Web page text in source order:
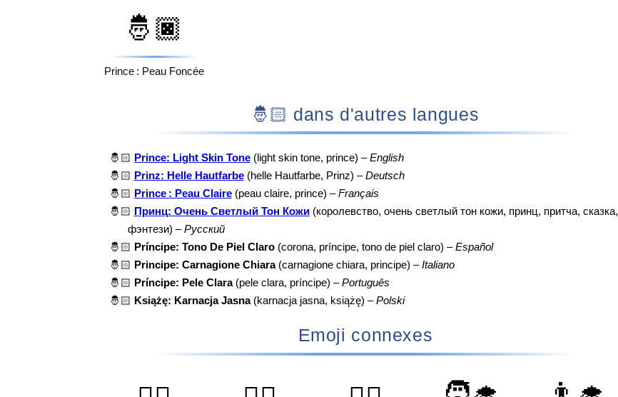
🤴🏿
Prince : Peau Foncée
🤴🏻 dans d'autres langues
🤴🏻 Prince: Light Skin Tone(light skin tone, prince) –English
🤴🏻 Prinz: Helle Hautfarbe(helle Hautfarbe, Prinz) –Deutsch
🤴🏻 Prince : Peau Claire(peau claire, prince) –Français
🤴🏻 Принц: Очень Светлый Тон Кожи(королевство, очень светлый тон кожи, принц, притча, сказка,
фэнтези) –Русский
🤴🏻 Príncipe: Tono De Piel Claro(corona, príncipe, tono de piel claro) –Español
🤴🏻 Principe: Carnagione Chiara(carnagione chiara, principe) –Italiano
🤴🏻 Príncipe: Pele Clara(pele clara, príncipe) –Português
🤴🏻 Książę: Karnacja Jasna(karnacja jasna, książę) –Polski
Emoji connexes